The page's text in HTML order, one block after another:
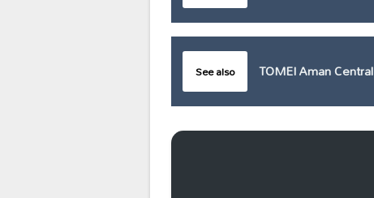
See also TOMEI Aman Central